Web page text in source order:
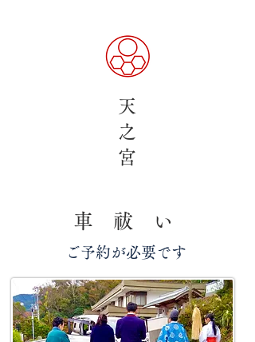
天
之
​宮
​車 祓 い
​ご予約が必要です